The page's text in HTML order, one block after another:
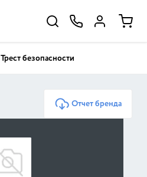
Трест безопасности
Отчет бренда